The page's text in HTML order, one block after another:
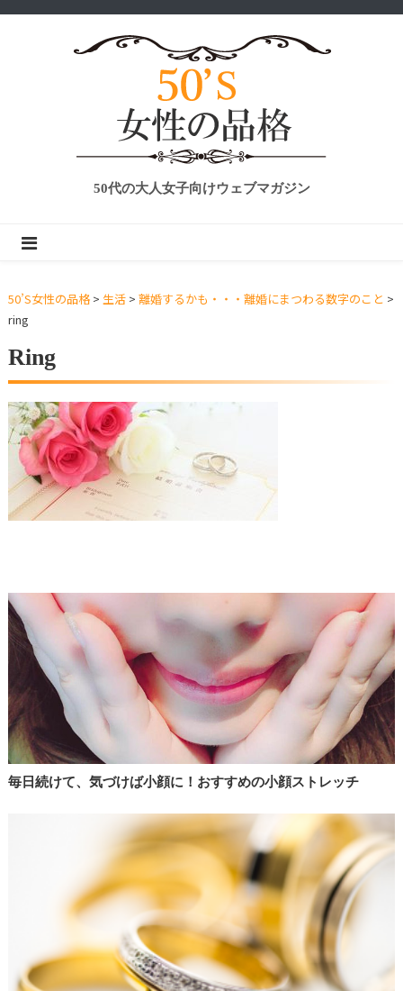
50代の大人女子向けウェブマガジン
50’S女性の品格> 生活> 離婚するかも・・・離婚にまつわる数字のこと >
ring
Ring
毎日続けて、気づけば小顔に！おすすめの小顔ストレッチ